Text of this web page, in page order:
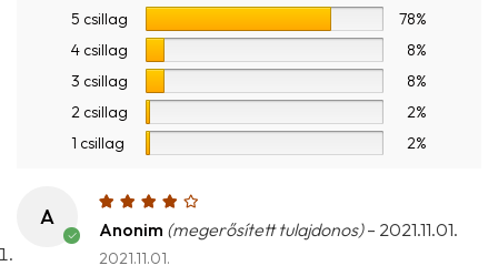
5 csillag
78%
4 csillag
8%
3 csillag
8%
2 csillag
2%
1 csillag
2%
A
Anonim (megerősített tulajdonos) – 2021.11.01.
2021.11.01.